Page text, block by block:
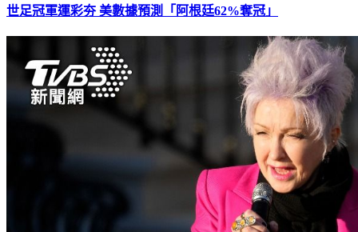
世足冠軍運彩夯 美數據預測「阿根廷62%奪冠」